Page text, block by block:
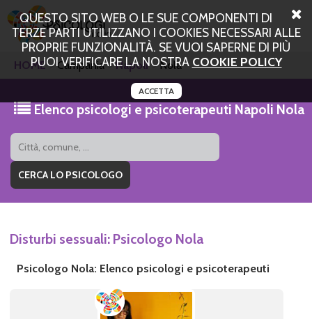
QUESTO SITO WEB O LE SUE COMPONENTI DI
TERZE PARTI UTILIZZANO I COOKIES NECESSARI ALLE
PROPRIE FUNZIONALITÀ. SE VUOI SAPERNE DI PIÙ
PUOI VERIFICARE LA NOSTRA COOKIE POLICY
ACCETTA
HOME Campania Napoli Nola
Elenco psicologi e psicoterapeuti Napoli Nola
Disturbi sessuali: Psicologo Nola
Psicologo Nola: Elenco psicologi e psicoterapeuti